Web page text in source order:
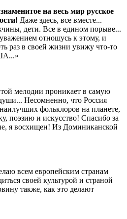
на весь мир русское
Даже здесь, все вместе...
дети. Все в едином порыве...
отношусь к этому, и
раз в своей жизни увижу что-то
мелодии проникает в самую
Несомненно, что Россия
фольклоров на планете,
поэзию и искусство! Спасибо за
я восхищен! Из Доминиканской
всем европейским странам
своей культурой и страной
также, как это делают